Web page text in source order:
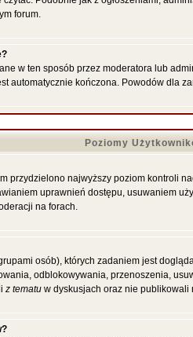
forum.
w ten sposób przez moderatora lub
automatycznie kończona. Powodów dla
Poziomy
przydzielono najwyższy poziom kontroli
uprawnień dostępu, usuwaniem
na forach.
osób), których zadaniem jest
odblokowywania, przenoszenia,
z tematu w dyskusjach oraz nie publikowali